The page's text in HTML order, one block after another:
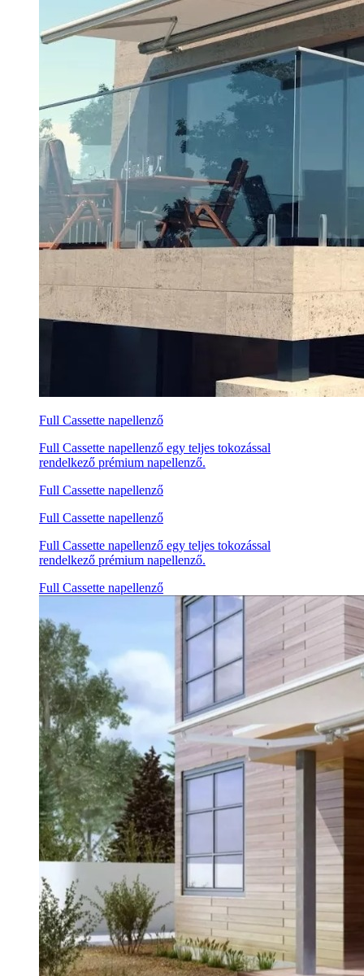
Full Cassette napellenző
Full Cassette napellenző egy teljes tokozással
rendelkező prémium napellenző.
Full Cassette napellenző
Full Cassette napellenző
Full Cassette napellenző egy teljes tokozással
rendelkező prémium napellenző.
Full Cassette napellenző